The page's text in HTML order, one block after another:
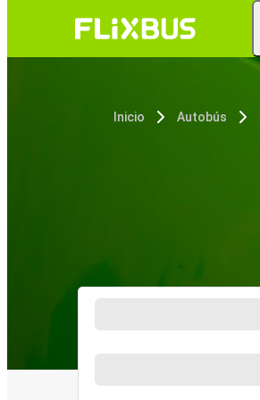
Inicio Autobús